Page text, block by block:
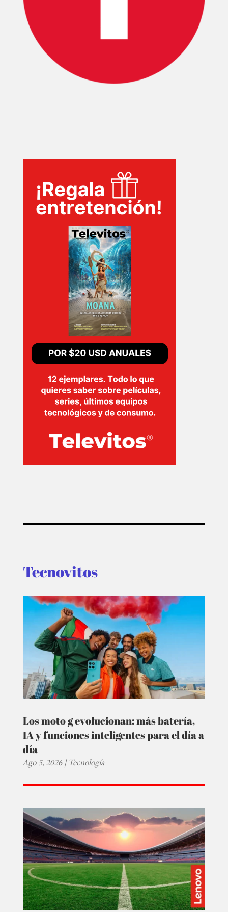
Tecnovitos
Los moto g evolucionan: más batería,
IA y funciones inteligentes para el día a
día
Ago 5, 2026|Tecnología